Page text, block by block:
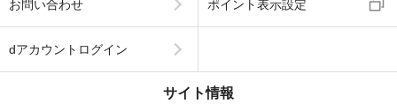
お問い合わせ ポイント表示設定
dアカウントログイン
サイト情報